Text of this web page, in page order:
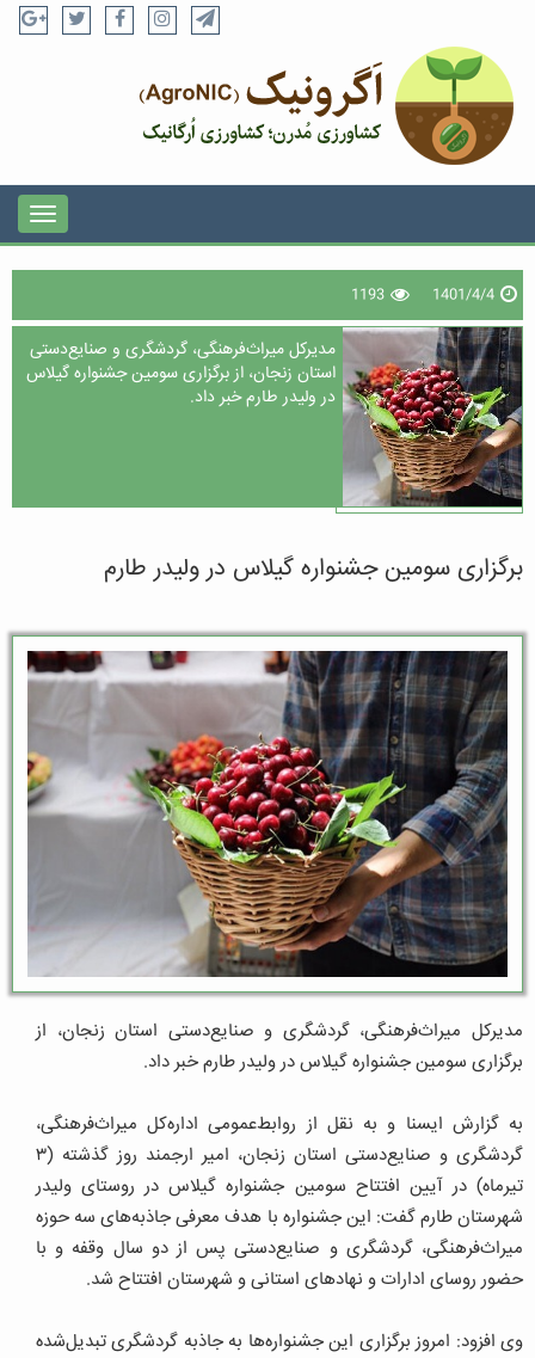
1401/4/4
1193
مدیرکل میراث‌فرهنگی، گردشگری و صنایع‌دستی
استان زنجان، از برگزاری سومین جشنواره گیلاس
در ولیدر طارم خبر داد.
برگزاری سومین جشنواره گیلاس در ولیدر طارم
مدیرکل میراث‌فرهنگی، گردشگری و صنایع‌دستی استان زنجان، از
برگزاری سومین جشنواره گیلاس در ولیدر طارم خبر داد.
به‌ گزارش ایسنا و به نقل از روابط‌عمومی اداره‌کل میراث‌فرهنگی،
گردشگری و صنایع‌دستی استان زنجان، امیر ارجمند روز گذشته (۳
تیرماه) در آیین افتتاح سومین جشنواره گیلاس در روستای ولیدر
شهرستان طارم گفت: این جشنواره با هدف معرفی جاذبه‌های سه حوزه
میراث‌فرهنگی، گردشگری و صنایع‌دستی پس از دو سال وقفه و با
حضور روسای ادارات و نهادهای استانی و شهرستان افتتاح شد.
وی افزود: امروز برگزاری این جشنواره‌ها به جاذبه گردشگری تبدیل‌شده